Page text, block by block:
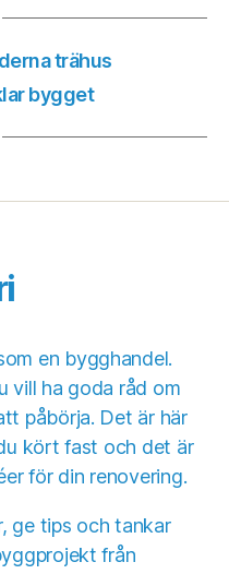
trähus
bygget
en bygghandel.
vill ha goda råd om
påbörja. Det är här
kört fast och det är
för din renovering.
ge tips och tankar
från